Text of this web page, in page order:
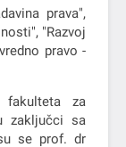
prava",
"Razvoj
pravo -
fakulteta za
zaključci sa
se prof. dr